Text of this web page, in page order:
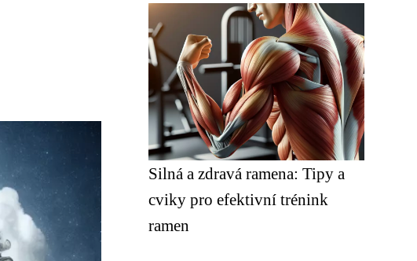
Silná a zdravá ramena: Tipy a
cviky pro efektivní trénink
ramen